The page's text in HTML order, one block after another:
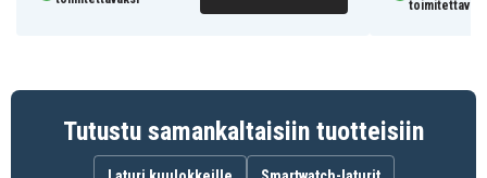
Tutustu samankaltaisiin tuotteisiin